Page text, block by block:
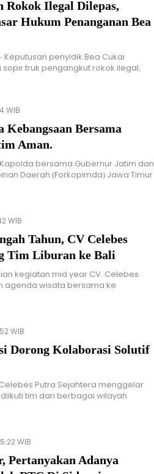
Rokok Ilegal Dilepas,
Hukum Penanganan Bea
Keputusan penyidik Bea Cukai
truk pengangkut rokok ilegal,
WIB
Bersama
Aman.
Kapolda bersama Gubernur Jatim dan
Daerah (Forkopimda) Jawa Timur
WIB
Tahun, CV Celebes
Tim Liburan ke Bali
kegiatan mid year CV. Celebes
agenda wisata bersama ke
WIB
Dorong Kolaborasi Solutif
Putra Sejahtera menggelar
tim dari berbagai wilayah
WIB
Pertanyakan Adanya